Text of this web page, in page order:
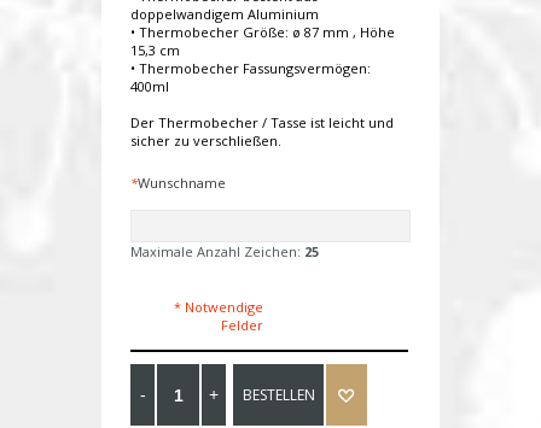
doppelwandigem Aluminium
• Thermobecher Größe: ø 87 mm , Höhe
15,3 cm
• Thermobecher Fassungsvermögen:
400ml
Der Thermobecher / Tasse ist leicht und
sicher zu verschließen.
*Wunschname
Maximale Anzahl Zeichen: 25
* Notwendige
Felder
BESTELLEN